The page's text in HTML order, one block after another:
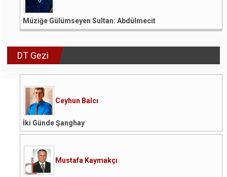
Müziğe Gülümseyen Sultan: Abdülmecit
DT Gezi
Ceyhun Balcı
İki Günde Şanghay
Mustafa Kaymakçı